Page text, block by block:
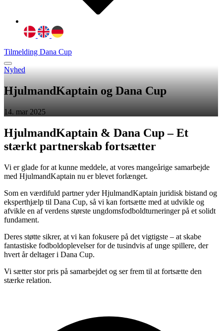
Tilmelding Dana Cup
Nyhed
HjulmandKaptain og Dana Cup
14. mar 2025
HjulmandKaptain & Dana Cup – Et
stærkt partnerskab fortsætter
Vi er glade for at kunne meddele, at vores mangeårige samarbejde
med HjulmandKaptain nu er blevet forlænget.
Som en værdifuld partner yder HjulmandKaptain juridisk bistand og
eksperthjælp til Dana Cup, så vi kan fortsætte med at udvikle og
afvikle en af verdens største ungdomsfodboldturneringer på et solidt
fundament.
Deres støtte sikrer, at vi kan fokusere på det vigtigste – at skabe
fantastiske fodboldoplevelser for de tusindvis af unge spillere, der
hvert år deltager i Dana Cup.
Vi sætter stor pris på samarbejdet og ser frem til at fortsætte den
stærke relation.